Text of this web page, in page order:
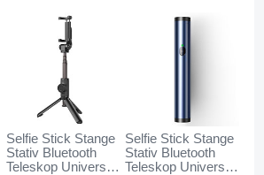
Selfie Stick Stange
Stativ Bluetooth
Teleskop Universal
Selfie Stick Stange
Stativ Bluetooth
Teleskop Universal